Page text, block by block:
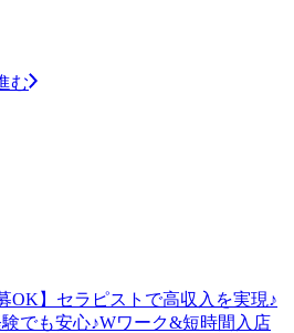
む
OK】セラピストで高収入を実現♪
でも安心♪Wワーク&短時間入店